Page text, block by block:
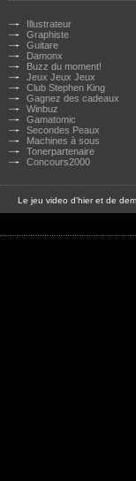
Illustrateur
Graphiste
Guitare
Damonx
Buzz du moment!
Jeux Jeux Jeux
Club Stephen King
Gagnez des cadeaux
Winbuz
Gamatomic
Secondes Peaux
Machines à sous
Tonerpartenaire
Concours2000
Le jeu video d'hier et de